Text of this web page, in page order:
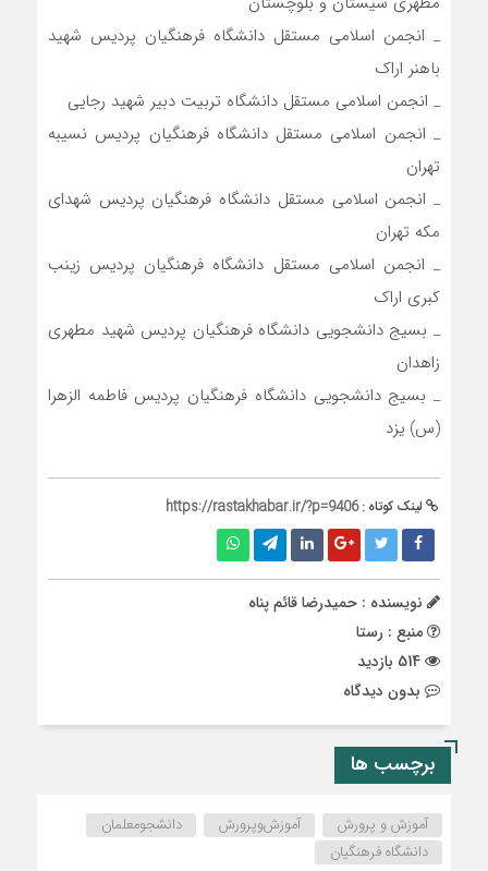
_ انجمن اسلامی مستقل دانشگاه فرهنگیان پردیس شهید
باهنر اراک
_ انجمن اسلامی مستقل دانشگاه تربیت دبیر شهید رجایی
_ انجمن اسلامی مستقل دانشگاه فرهنگیان پردیس نسیبه
تهران
_ انجمن اسلامی مستقل دانشگاه فرهنگیان پردیس شهدای
مکه تهران
_ انجمن اسلامی مستقل دانشگاه فرهنگیان پردیس زینب
کبری اراک
_ بسیج دانشجویی دانشگاه فرهنگیان پردیس شهید مطهری
زاهدان
_ بسیج دانشجویی دانشگاه فرهنگیان پردیس فاطمه الزهرا
(س) یزد
لینک کوتاه :https://rastakhabar.ir/?p=9406
نویسنده : حمیدرضا قائم پناه
منبع : رستا
بدون دیدگاه
برچسب ها
آموزش و پرورش آموزش‌‌‌و‌پرورش
دانشجومعلمان
دانشگاه فرهنگیان